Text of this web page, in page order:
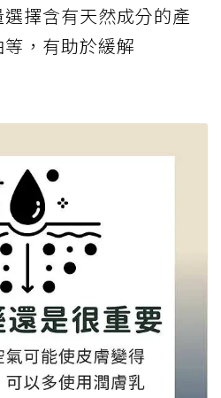
擇含有天然成分的產
，有助於緩解